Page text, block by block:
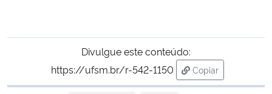
Controladoria-Geral da União
Divulgue este conteúdo:
https://ufsm.br/r-542-1150
Copiar
para área de